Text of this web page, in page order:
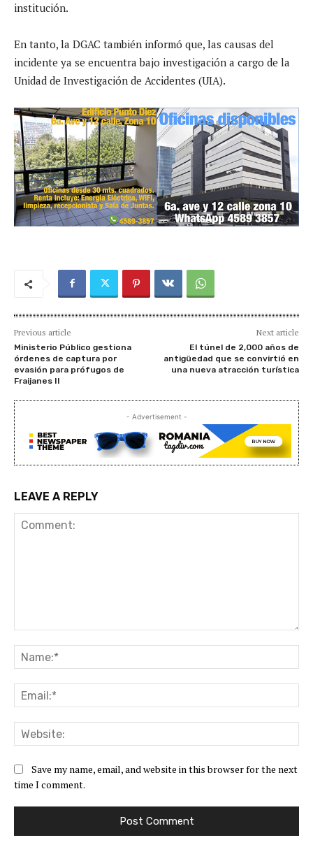
institución.
En tanto, la DGAC también informó que, las causas del
incidente ya se encuentra bajo investigación a cargo de la
Unidad de Investigación de Accidentes (UIA).
Previous article
Ministerio Público gestiona
órdenes de captura por
evasión para prófugos de
Fraijanes II
Next article
El túnel de 2,000 años de
antigüedad que se convirtió en
una nueva atracción turística
- Advertisement -
LEAVE A REPLY
Save my name, email, and website in this browser for the next
time I comment.